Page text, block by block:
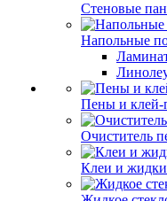
Стеновые
Напольные
Пены и
Очиститель
Клеи и